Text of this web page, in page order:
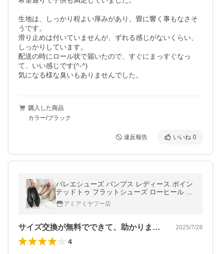
生地は、しっかり程よい厚みがあり、畳に響く事もなさそ
うです。
滑り止めは付いていませんが、ずれる感じがないくらい、
しっかりしています。
配送の時にロール状で届いたので、すぐにまっすぐなっ
て、いい感じです(^-^)
気になる様な臭いもありませんでした。
購入した商品
カラー/ブラック
違反報告 いいね 0
バレエシューズ パンプス レディース ポイン
テッドトゥ フラットシューズ ローヒール ヒ
ールなし 低反発 リボン 柔らかい 軽量 通勤
amiami アミアミ ki5
アミアミヤフー店
サイズ交換が無料でできて、助かりました。 2025/7/28
4